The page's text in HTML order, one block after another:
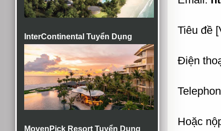
InterContinental Tuyển Dụng
MovenPick Resort Tuyển Dụng
Tiêu đề
Điện
Hoặc